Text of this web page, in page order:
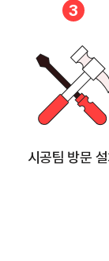
3
시공팀 방문